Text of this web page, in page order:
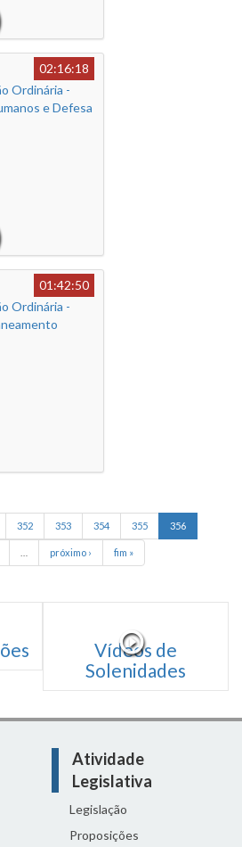
02:16:18
Ordinária -
e Defesa
01:42:50
Ordinária -
352 353 354 355 356
próximo › fim »
Vídeos de
Solenidades
Atividade
Legislativa
Legislação
Proposições